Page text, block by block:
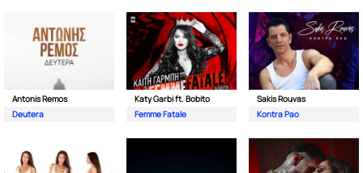
Antonis Remos
Deutera
Katy Garbi ft. Bobito
Femme Fatale
Sakis Rouvas
Kontra Pao